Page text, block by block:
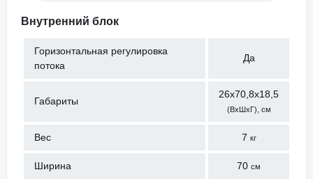
Внутренний блок
Горизонтальная регулировка
потока
Да
Габариты
26x70,8x18,5
(ВхШхГ), см
Вес 7 кг
Ширина 70 см